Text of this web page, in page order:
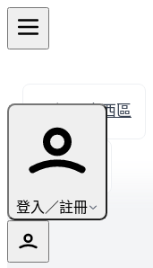
登入／註冊
← 返回中西區
實價登錄